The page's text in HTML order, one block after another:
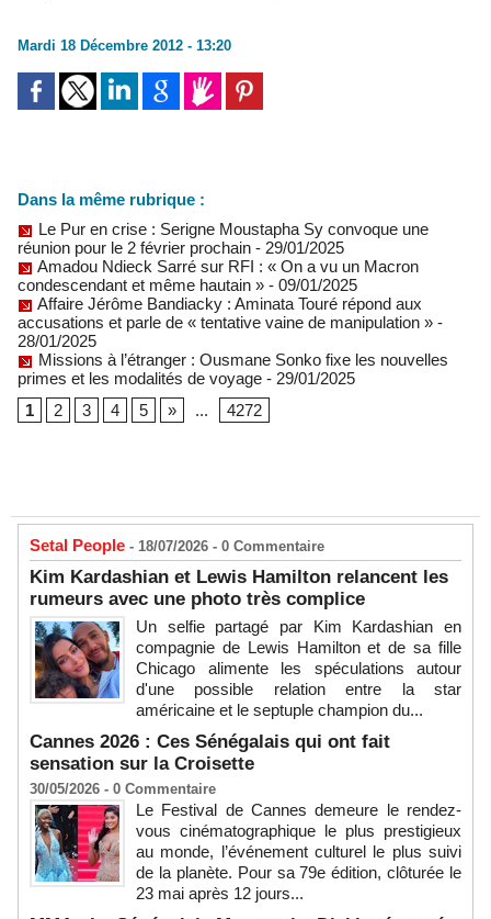
Mardi 18 Décembre 2012 - 13:20
Dans la même rubrique :
Le Pur en crise : Serigne Moustapha Sy convoque une
réunion pour le 2 février prochain - 29/01/2025
Amadou Ndieck Sarré sur RFI : « On a vu un Macron
condescendant et même hautain » - 09/01/2025
Affaire Jérôme Bandiacky : Aminata Touré répond aux
accusations et parle de « tentative vaine de manipulation » -
28/01/2025
Missions à l’étranger : Ousmane Sonko fixe les nouvelles
primes et les modalités de voyage - 29/01/2025
1
2 3 4 5 » ... 4272
Setal People - 18/07/2026 - 0 Commentaire
Kim Kardashian et Lewis Hamilton relancent les
rumeurs avec une photo très complice
Un selfie partagé par Kim Kardashian en
compagnie de Lewis Hamilton et de sa fille
Chicago alimente les spéculations autour
d'une possible relation entre la star
américaine et le septuple champion du...
Cannes 2026 : Ces Sénégalais qui ont fait
sensation sur la Croisette
30/05/2026 - 0 Commentaire
Le Festival de Cannes demeure le rendez-
vous cinématographique le plus prestigieux
au monde, l’événement culturel le plus suivi
de la planète. Pour sa 79e édition, clôturée le
23 mai après 12 jours...